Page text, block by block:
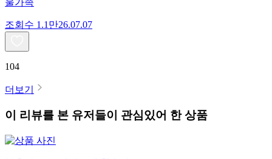
조회수 1.1만26.07.07
104
더보기
이 리뷰를 본 유저들이 관심있어 한 상품